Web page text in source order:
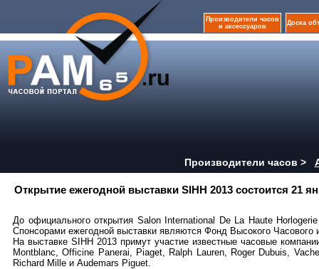
Производители часов
и аксессуаров
Доска
Производители часов >
Открытие ежегодной выставки SIHH 2013 состоится 21
До официального открытия Salon International De La Haute
Спонсорами ежегодной выставки являются Фонд Высокого Часового
На выставке SIHH 2013 примут участие известные часовые
Montblanc, Officine Panerai, Piaget, Ralph Lauren, Roger Dubuis,
Richard Mille и Audemars Piguet.